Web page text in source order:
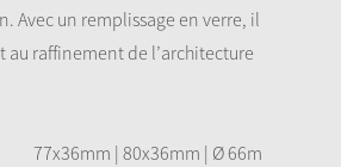
Avec un remplissage en verre, il
au raffinement de l’architecture
77x36mm | 80x36mm | Ø 66m